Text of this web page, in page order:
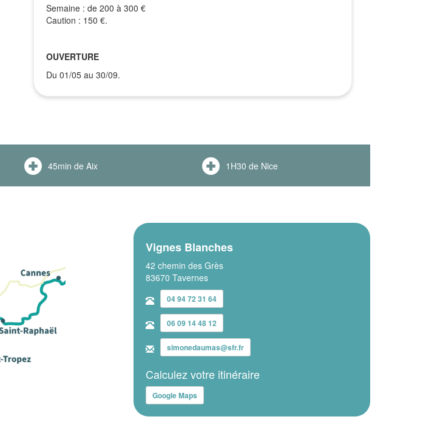
Semaine : de 200 à 300 €
Caution : 150 €.
OUVERTURE
Du 01/05 au 30/09.
45min de Aix 1H30 de Nice
Vignes Blanches
42 chemin des Grès
83670 Tavernes
04 94 72 31 64
06 09 14 48 12
simonedaumas@sfr.fr
Calculez votre itinéraire
Google Maps